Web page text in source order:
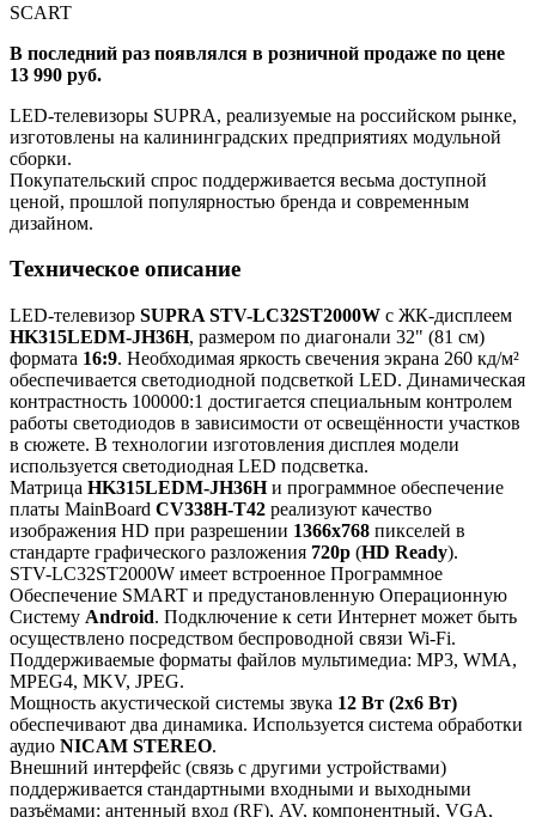
SCART
В последний раз появлялся в розничной продаже по цене
13 990 руб.
LED-телевизоры SUPRA, реализуемые на российском рынке,
изготовлены на калининградских предприятиях модульной
сборки.
Покупательский спрос поддерживается весьма доступной
ценой, прошлой популярностью бренда и современным
дизайном.
Техническое описание
LED-телевизор SUPRA STV-LC32ST2000W с ЖК-дисплеем
HK315LEDM-JH36H, размером по диагонали 32" (81 см)
формата 16:9. Необходимая яркость свечения экрана 260 кд/м²
обеспечивается светодиодной подсветкой LED. Динамическая
контрастность 100000:1 достигается специальным контролем
работы светодиодов в зависимости от освещённости участков
в сюжете. В технологии изготовления дисплея модели
используется светодиодная LED подсветка.
Матрица HK315LEDM-JH36Hи программное обеспечение
платы MainBoard CV338H-T42 реализуют качество
изображения HD при разрешении 1366x768 пикселей в
стандарте графического разложения 720p (HD Ready).
STV-LC32ST2000W имеет встроенное Программное
Обеспечение SMART и предустановленную Операционную
Систему Android. Подключение к сети Интернет может быть
осуществлено посредством беспроводной связи Wi-Fi.
Поддерживаемые форматы файлов мультимедиа: MP3, WMA,
MPEG4, MKV, JPEG.
Мощность акустической системы звука 12 Вт (2х6 Вт)
обеспечивают два динамика. Используется система обработки
аудио NICAM STEREO.
Внешний интерфейс (связь с другими устройствами)
поддерживается стандартными входными и выходными
разъёмами: антенный вход (RF), AV, компонентный, VGA,